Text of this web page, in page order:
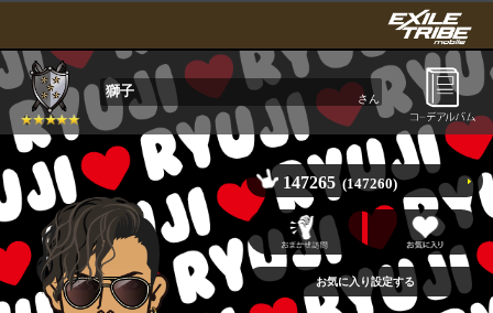
獅子 さん
147265 (147260)